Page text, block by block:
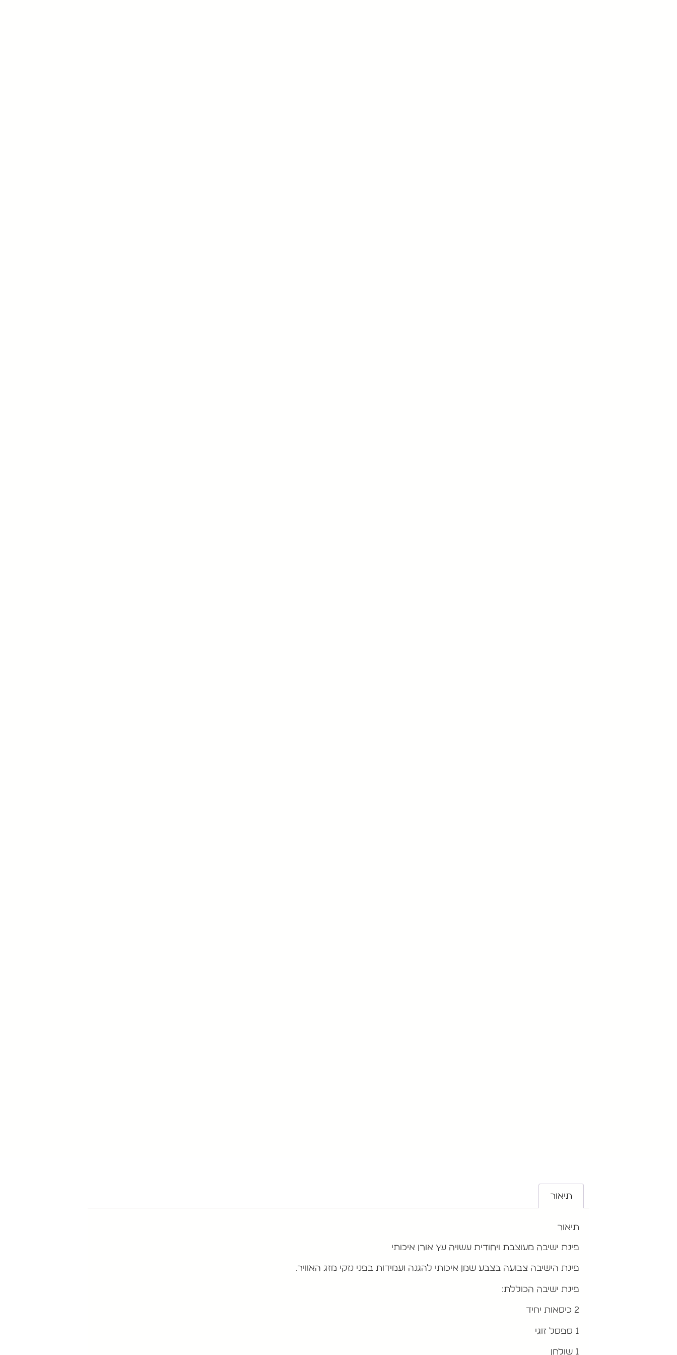
תיאור
תיאור
פינת ישיבה מעוצבת ויחודית עשויה עץ אורן איכותי
פינת הישיבה צבועה בצבע שמן איכותי להגנה ועמידות בפני נזקי מזג האוויר.
פינת ישיבה הכוללת:
2 כיסאות יחיד
1 ספסל זוגי
1 שולחן